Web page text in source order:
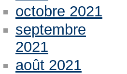
octobre 2021
septembre
2021
août 2021